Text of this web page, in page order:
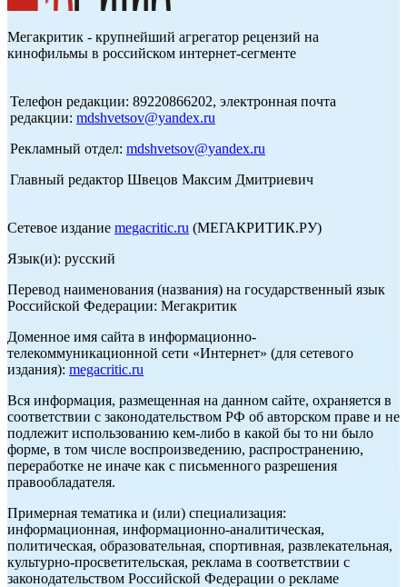
Мегакритик - крупнейший агрегатор рецензий на
кинофильмы в российском интернет-сегменте
Телефон редакции: 89220866202, электронная почта
редакции: mdshvetsov@yandex.ru
Рекламный отдел: mdshvetsov@yandex.ru
Главный редактор Швецов Максим Дмитриевич
Сетевое издание megacritic.ru (МЕГАКРИТИК.РУ)
Язык(и): русский
Перевод наименования (названия) на государственный язык
Российской Федерации: Мегакритик
Доменное имя сайта в информационно-
телекоммуникационной сети «Интернет» (для сетевого
издания): megacritic.ru
Вся информация, размещенная на данном сайте, охраняется в
соответствии с законодательством РФ об авторском праве и не
подлежит использованию кем-либо в какой бы то ни было
форме, в том числе воспроизведению, распространению,
переработке не иначе как с письменного разрешения
правообладателя.
Примерная тематика и (или) специализация:
информационная, информационно-аналитическая,
политическая, образовательная, спортивная, развлекательная,
культурно-просветительская, реклама в соответствии с
законодательством Российской Федерации о рекламе